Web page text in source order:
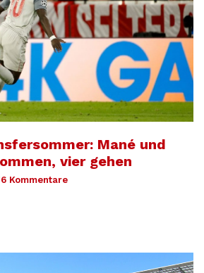
Mané und
vier gehen
Kommentare